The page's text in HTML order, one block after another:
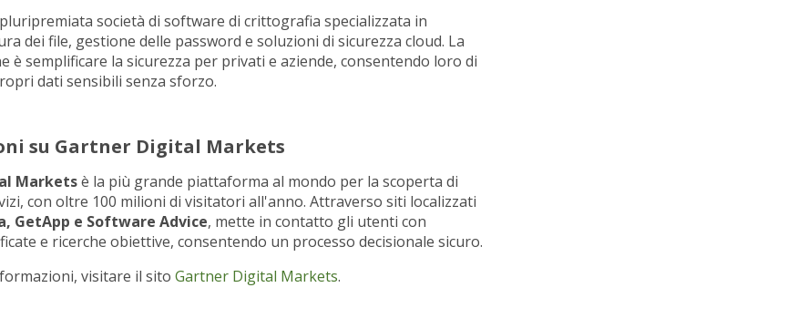
società di software di crittografia specializzata in
dei file, gestione delle password e soluzioni di sicurezza cloud. La
è semplificare la sicurezza per privati e aziende, consentendo loro di
dati sensibili senza sforzo.
su Gartner Digital Markets
Marketsè la più grande piattaforma al mondo per la scoperta di
con oltre 100 milioni di visitatori all'anno. Attraverso siti localizzati
GetApp e Software Advice, mette in contatto gli utenti con
e ricerche obiettive, consentendo un processo decisionale sicuro.
visitare il sito Gartner Digital Markets.